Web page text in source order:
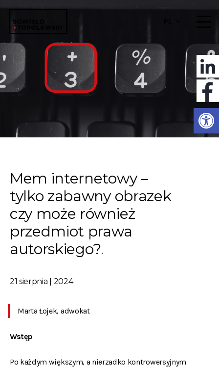
Mem internetowy –
tylko zabawny obrazek
czy może również
przedmiot prawa
autorskiego?
21 sierpnia | 2024
Marta Łojek, adwokat
Wstęp
Po każdym większym, a nierzadko kontrowersyjnym